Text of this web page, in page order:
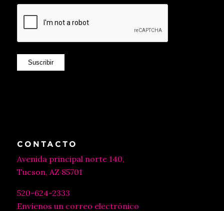
Suscribir
CONTACTO
Avenida principal norte 140,
Tucson, AZ 85701
520-624-2333
Envíenos un correo electrónico